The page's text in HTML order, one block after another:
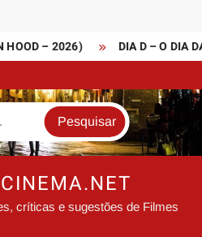
– 2026) DIA D – O DIA
críticas e sugestões de Filmes